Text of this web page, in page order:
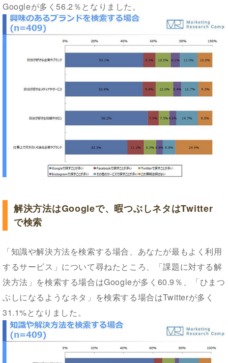
Googleが多く56.2％となりました。
解決方法はGoogleで、暇つぶしネタはTwitter
で検索
「知識や解決方法を検索する場合、あなたが最もよく利用
するサービス」について尋ねたところ、「課題に対する解
決方法」を検索する場合はGoogleが多く60.9％、「ひまつ
ぶしになるようなネタ」を検索する場合はTwitterが多く
31.1%となりました。